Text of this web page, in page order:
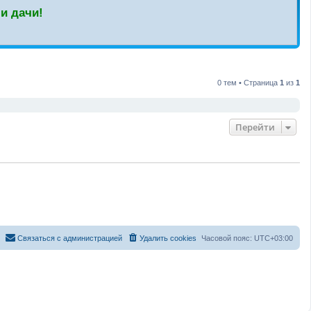
дачи!
0 тем • Страница 1 из 1
Перейти
Часовой пояс: UTC+03:00
Удалить cookies
Связаться с администрацией